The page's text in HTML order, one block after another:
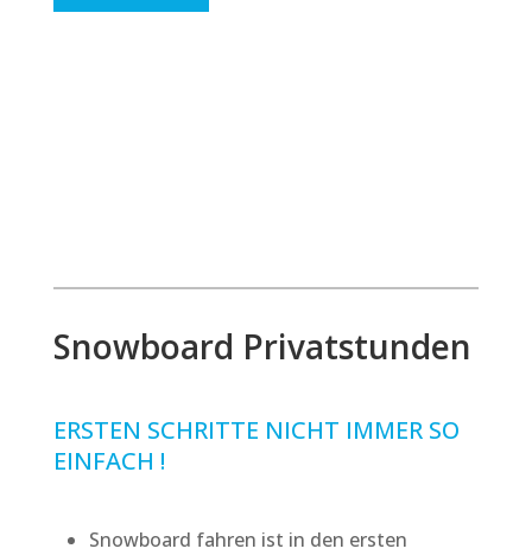
Snowboard Privatstunden
ERSTEN SCHRITTE NICHT IMMER SO
EINFACH !
Snowboard fahren ist in den ersten